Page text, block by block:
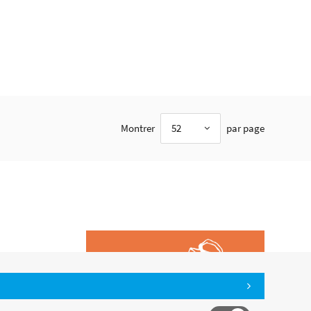
Montrer 52 par page